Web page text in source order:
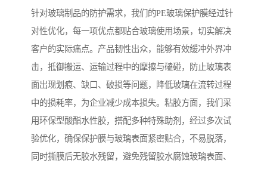
针对玻璃制品的防护需求，我们的PE玻璃保护膜经过针
对性优化，每一项优点都贴合玻璃使用场景，切实解决
客户的实际痛点。产品韧性出众，能够有效缓冲外界冲
击，抵御搬运、运输过程中的摩擦与磕碰，防止玻璃表
面出现划痕、缺口、破损等问题，降低玻璃在流转过程
中的损耗率，为企业减少成本损失。粘胶方面，我们采
用环保型酸酯水性胶，搭配多种特殊助剂，经过多次试
验优化，确保保护膜与玻璃表面紧密贴合，不易脱落，
同时撕膜后无胶水残留，避免残留胶水腐蚀玻璃表面、